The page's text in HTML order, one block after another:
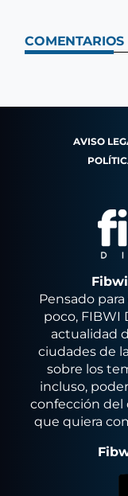
COMENTARIOS
AVISO
Pensado
poco, FIBWI
actualidad
ciudades de
sobre los
incluso,
confección del
que quiera